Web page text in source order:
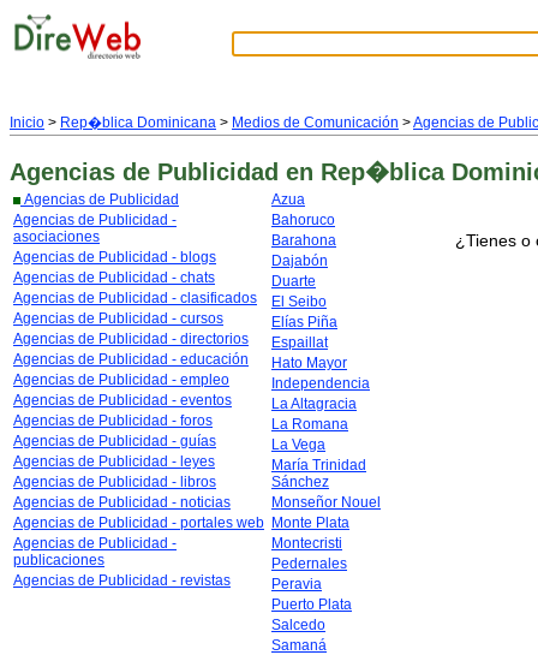
Inicio > Rep�blica Dominicana > Medios de Comunicación >Agencias de
Agencias de Publicidad en Rep�blica
Agencias de Publicidad
Agencias de Publicidad -
asociaciones
Agencias de Publicidad - blogs
Agencias de Publicidad - chats
Agencias de Publicidad - clasificados
Agencias de Publicidad - cursos
Agencias de Publicidad - directorios
Agencias de Publicidad - educación
Agencias de Publicidad - empleo
Agencias de Publicidad - eventos
Agencias de Publicidad - foros
Agencias de Publicidad - guías
Agencias de Publicidad - leyes
Agencias de Publicidad - libros
Agencias de Publicidad - noticias
Agencias de Publicidad - portales web
Agencias de Publicidad -
publicaciones
Agencias de Publicidad - revistas
Azua
Bahoruco
Barahona
Dajabón
Duarte
El Seibo
Elías Piña
Espaillat
Hato Mayor
Independencia
La Altagracia
La Romana
La Vega
María Trinidad
Sánchez
Monseñor Nouel
Monte Plata
Montecristi
Pedernales
Peravia
Puerto Plata
Salcedo
Samaná
¿Tienes o